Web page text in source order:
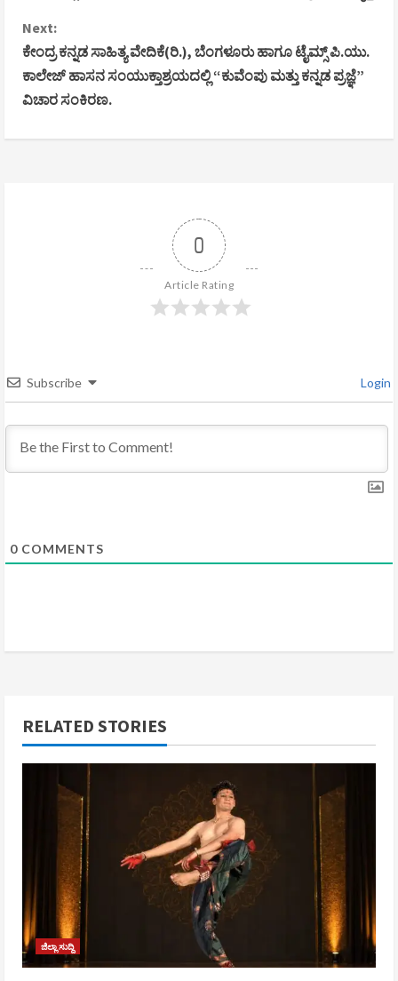
n
t
d
i
n
Next:
ಕೇಂದ್ರ ಕನ್ನಡ ಸಾಹಿತ್ಯ ವೇದಿಕೆ(ರಿ.), ಬೆಂಗಳೂರು ಹಾಗೂ ಟೈಮ್ಸ್ ಪಿ.ಯು.
ಕಾಲೇಜ್ ಹಾಸನ ಸಂಯುಕ್ತಾಶ್ರಯದಲ್ಲಿ “ಕುವೆಂಪು ಮತ್ತು ಕನ್ನಡ ಪ್ರಜ್ಞೆ”
ವಿಚಾರ ಸಂಕಿರಣ.
0
Article Rating
Subscribe Login
0 COMMENTS
RELATED STORIES
ಜಿಲ್ಲಾ ಸುದ್ದಿ